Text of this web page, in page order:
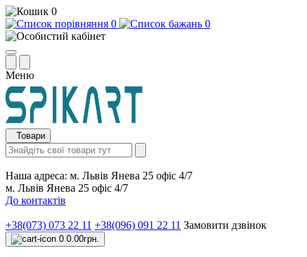
0
0
0
Меню
Товари
Наша адреса: м. Львів Янева 25 офіс 4/7
м. Львів Янева 25 офіс 4/7
До контактів
+38(073) 073 22 11 +38(096) 091 22 11 Замовити дзвінок
0 0.00грн.